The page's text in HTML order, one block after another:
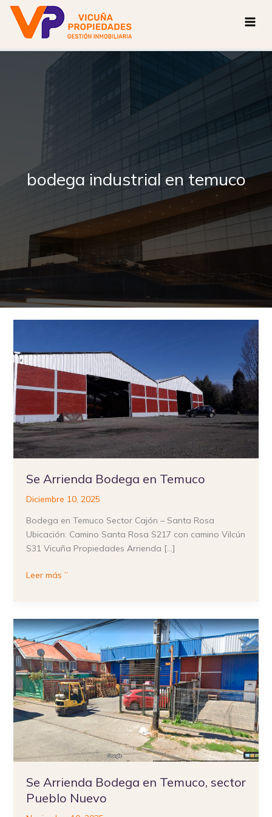
contenido
bodega industrial en temuco
Se Arrienda Bodega en Temuco
Diciembre 10, 2025
Bodega en Temuco Sector Cajón – Santa Rosa
Ubicación: Camino Santa Rosa S217 con camino Vilcún
S31 Vicuña Propiedades Arrienda […]
Bodega
en
Temuco
Leer más ”
Se Arrienda Bodega en Temuco, sector
Pueblo Nuevo
Se
Arrienda
Bodega
en
Temuco,
sector
Pueblo
Nuevo